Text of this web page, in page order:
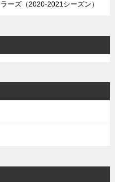
ーズ（2020-2021シーズン）